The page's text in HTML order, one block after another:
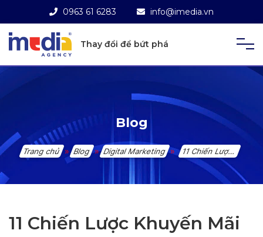
0963 61 6283 info@imedia.vn
Thay đổi để bứt phá
Trang chủ»Blog»Digital Marketing» 11 Chiến Lược Khuyến Mãi Để Thu Hút Khách Hàng
Blog
11 Chiến Lược Khuyến Mãi